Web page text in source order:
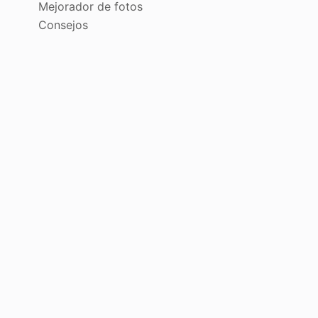
Mejorador de fotos
Consejos